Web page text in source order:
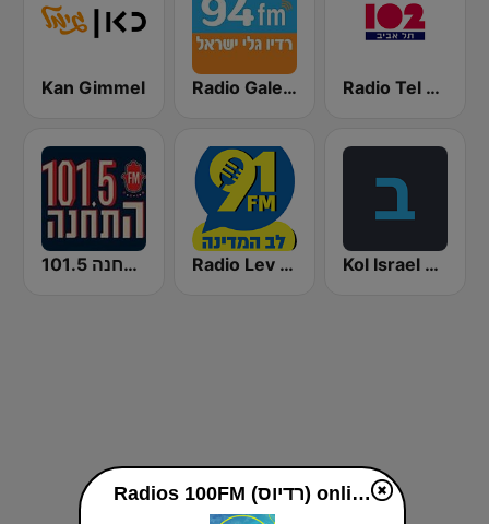
Kan Gimmel Radio Galey Israel (רדיו גלי ישראל) Radio Tel Aviv 102FM (רדיו תל אביב)
התחנה 101.5 Radio Lev HaMedina 91 FM (לב המדינה) Kol Israel Reshet Bet
Radios 100FM (רדיוס) online